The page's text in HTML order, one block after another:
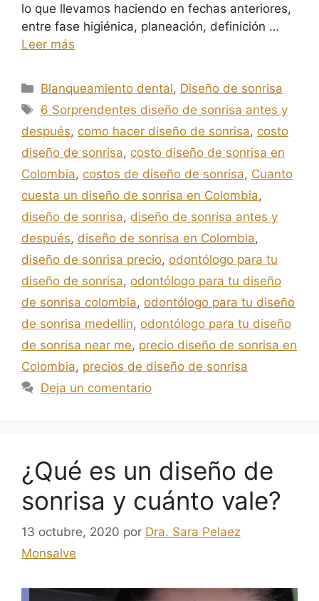
lo que llevamos haciendo en fechas anteriores,
entre fase higiénica, planeación, definición …
Leer más
Blanqueamiento dental, Diseño de sonrisa
6 Sorprendentes diseño de sonrisa antes y
después, como hacer diseño de sonrisa, costo
diseño de sonrisa, costo diseño de sonrisa en
Colombia, costos de diseño de sonrisa, Cuanto
cuesta un diseño de sonrisa en Colombia,
diseño de sonrisa, diseño de sonrisa antes y
después, diseño de sonrisa en Colombia,
diseño de sonrisa precio, odontólogo para tu
diseño de sonrisa, odontólogo para tu diseño
de sonrisa colombia, odontólogo para tu diseño
de sonrisa medellin, odontólogo para tu diseño
de sonrisa near me, precio diseño de sonrisa en
Colombia, precios de diseño de sonrisa
Deja un comentario
¿Qué es un diseño de
sonrisa y cuánto vale?
13 octubre, 2020 por Dra. Sara Pelaez
Monsalve